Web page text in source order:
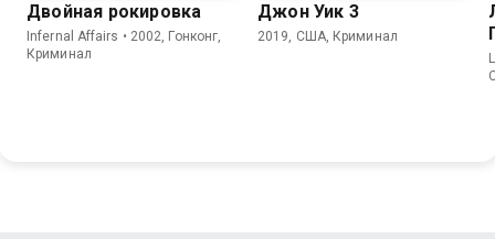
Двойная рокировка
Infernal Affairs • 2002, Гонконг,
Криминал
Джон Уик 3
2019, США, Криминал